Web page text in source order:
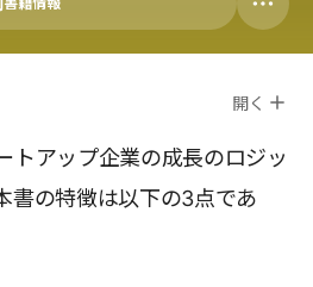
開く
トアップ企業の成長のロジッ
書の特徴は以下の3点であ